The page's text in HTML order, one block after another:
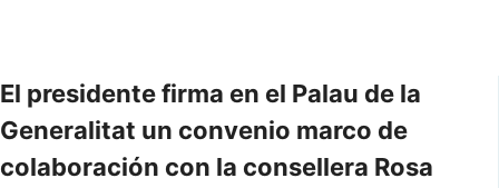
El presidente firma en el Palau de la
Generalitat un convenio marco de
colaboración con la consellera Rosa